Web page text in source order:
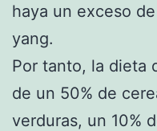
haya un exceso
yang.
Por tanto, la dieta
de un 50% de
verduras, un 10%